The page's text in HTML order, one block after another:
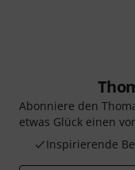
Abonniere den
etwas Glück einen
Inspirierende